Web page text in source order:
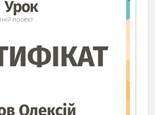
роботи.
підрозділу НВК:
вимог нормативно-
освітню